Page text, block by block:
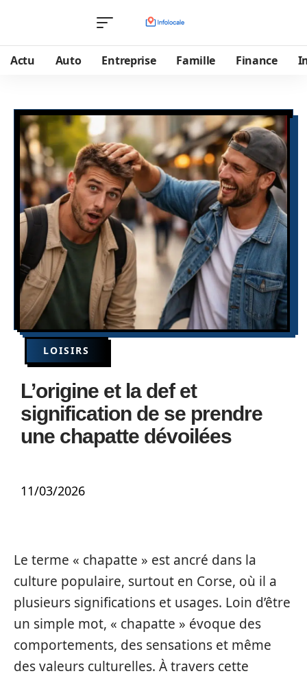
Actu Auto Entreprise Famille Finance
LOISIRS
L’origine et la def et
signification de se prendre
une chapatte dévoilées
11/03/2026
Le terme « chapatte » est ancré dans la
culture populaire, surtout en Corse, où il a
plusieurs significations et usages. Loin d’être
un simple mot, « chapatte » évoque des
comportements, des sensations et même
des valeurs culturelles. À travers cette